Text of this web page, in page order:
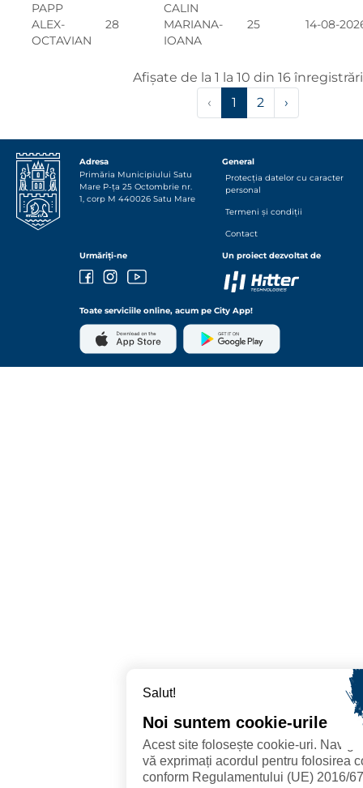
PAPP
ALEX-
OCTAVIAN
28
CALIN
MARIANA-
IOANA
25 14-08-
Afișate de la 1 la 10 din 16 înregistrări
‹
1 2 ›
Adresa
Primăria Municipiului Satu
MareP-ța 25 Octombrie nr.
1, corp M 440026Satu Mare
General
Protecția datelor cu caracter
personal
Termeni și condiții
Contact
Urmăriți-ne Un proiect dezvoltat de
Toate serviciile online, acum pe City App!
Salut!
Noi suntem cookie-urile
Acest site folosește cookie-uri.
vă exprimați acordul pentru folosirea
conform Regulamentului (UE) 2016/